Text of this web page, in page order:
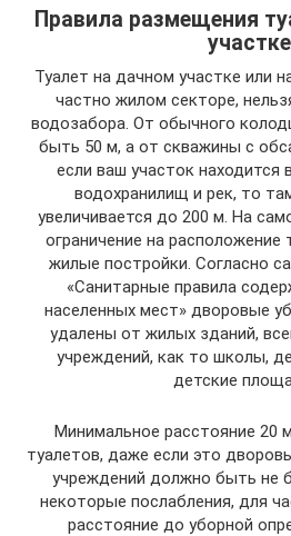
Правила размещения
участке
Туалет на дачном участке или
частно жилом секторе,
водозабора. От обычного
быть 50 м, а от скважины с
если ваш участок находится
водохранилищ и рек, то
увеличивается до 200 м. На
ограничение на
жилые постройки. Согласно
«Санитарные правила
населенных мест» дворовые
удалены от жилых зданий,
учреждений, как то школы,
детские
Минимальное расстояние 20
туалетов, даже если это
учреждений должно быть не
некоторые послабления, для
расстояние до уборной